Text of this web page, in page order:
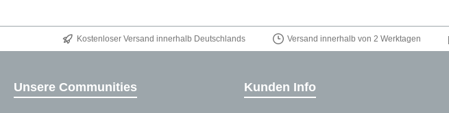
Kostenloser Versand innerhalb Deutschlands Versand innerhalb von 2 Werktagen
Kunden Info
Unsere Communities